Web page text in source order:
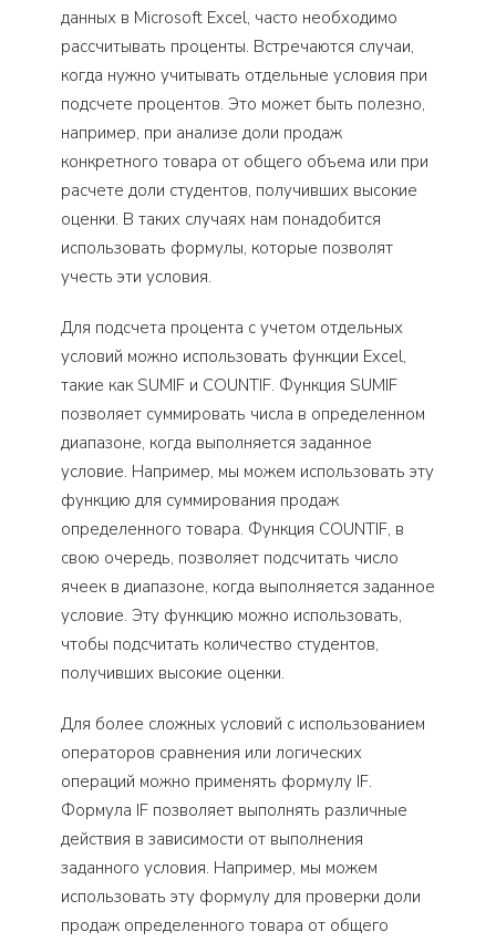
данных в Microsoft Excel, часто необходимо
рассчитывать проценты. Встречаются случаи,
когда нужно учитывать отдельные условия при
подсчете процентов. Это может быть полезно,
например, при анализе доли продаж
конкретного товара от общего объема или при
расчете доли студентов, получивших высокие
оценки. В таких случаях нам понадобится
использовать формулы, которые позволят
учесть эти условия.
Для подсчета процента с учетом отдельных
условий можно использовать функции Excel,
такие как SUMIF и COUNTIF. Функция SUMIF
позволяет суммировать числа в определенном
диапазоне, когда выполняется заданное
условие. Например, мы можем использовать эту
функцию для суммирования продаж
определенного товара. Функция COUNTIF, в
свою очередь, позволяет подсчитать число
ячеек в диапазоне, когда выполняется заданное
условие. Эту функцию можно использовать,
чтобы подсчитать количество студентов,
получивших высокие оценки.
Для более сложных условий с использованием
операторов сравнения или логических
операций можно применять формулу IF.
Формула IF позволяет выполнять различные
действия в зависимости от выполнения
заданного условия. Например, мы можем
использовать эту формулу для проверки доли
продаж определенного товара от общего